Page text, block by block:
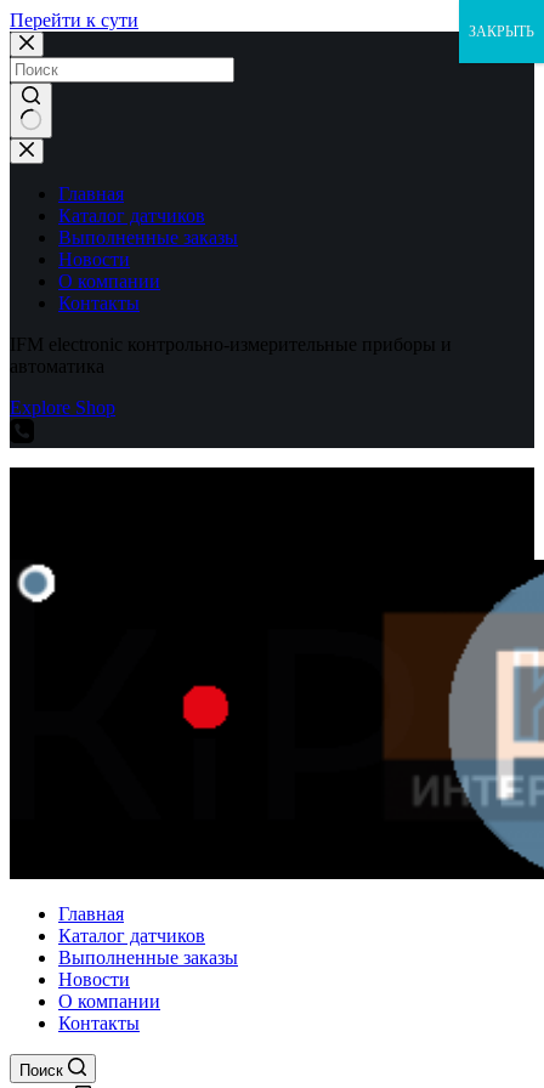
Перейти к сути
Ничего
не
найденоГлавная
Каталог датчиков
Выполненные заказы
Новости
О компании
Контакты
IFM electronic контрольно-измерительные приборы и
автоматика
Explore Shop
Главная
Каталог датчиков
Выполненные заказы
Новости
О компании
Контакты
Поиск
ЗАКРЫТЬ